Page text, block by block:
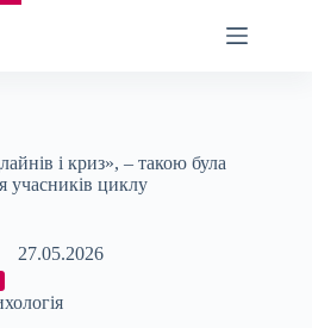
і криз», – такою була
учасників циклу
27.05.2026